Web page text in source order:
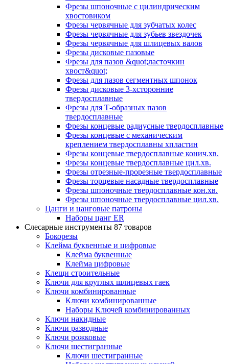
Фрезы шпоночные с цилиндрическим
хвостовиком
Фрезы червячные для зубчатых колес
Фрезы червячные для зубьев звездочек
Фрезы червячные для шлицевых валов
Фрезы дисковые пазовые
Фрезы для пазов &quot;ласточкин
хвост&quot;
Фрезы для пазов сегментных шпонок
Фрезы дисковые 3-хсторонние
твердосплавные
Фрезы для Т-образных пазов
твердосплавные
Фрезы концевые радиусные твердосплавные
Фрезы концевые с механическим
креплением твердосплавны хпластин
Фрезы концевые твердосплавные конич.хв.
Фрезы концевые твердосплавные цил.хв.
Фрезы отрезные-прорезные твердосплавные
Фрезы торцевые насадные твердосплавные
Фрезы шпоночные твердосплавные кон.хв.
Фрезы шпоночные твердосплавные цил.хв.
Цанги и цанговые патроны
Наборы цанг ER
Слесарные инструменты 87 товаров
Бокорезы
Клейма буквенные и цифровые
Клейма буквенные
Клейма цифровые
Клещи строительные
Ключи для круглых шлицевых гаек
Ключи комбинированные
Ключи комбинированные
Наборы Ключей комбинированных
Ключи накидные
Ключи разводные
Ключи рожковые
Ключи шестигранные
Ключи шестигранные